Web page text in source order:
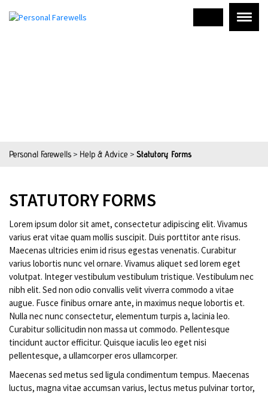
Personal Farewells > Help & Advice > Statutory Forms
STATUTORY FORMS
Lorem ipsum dolor sit amet, consectetur adipiscing elit. Vivamus
varius erat vitae quam mollis suscipit. Duis porttitor ante risus.
Maecenas ultricies enim id risus egestas venenatis. Curabitur
varius lobortis nunc vel ornare. Vivamus aliquet sed lorem eget
volutpat. Integer vestibulum vestibulum tristique. Vestibulum nec
nibh elit. Sed non odio convallis velit viverra commodo a vitae
augue. Fusce finibus ornare ante, in maximus neque lobortis et.
Nulla nec nunc consectetur, elementum turpis a, lacinia leo.
Curabitur sollicitudin non massa ut commodo. Pellentesque
tincidunt auctor efficitur. Quisque iaculis leo eget nisi
pellentesque, a ullamcorper eros ullamcorper.
Maecenas sed metus sed ligula condimentum tempus. Maecenas
luctus, magna vitae accumsan varius, lectus metus pulvinar tortor,